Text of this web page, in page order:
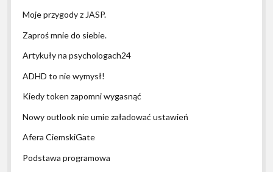
Moje przygody z JASP.
Zaproś mnie do siebie.
Artykuły na psychologach24
ADHD to nie wymysł!
Kiedy token zapomni wygasnąć
Nowy outlook nie umie załadować ustawień
Afera CiemskiGate
Podstawa programowa